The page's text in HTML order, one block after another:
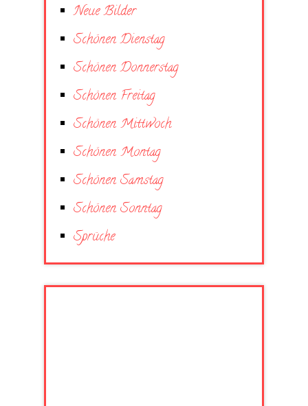
Neue Bilder
Schönen Dienstag
Schönen Donnerstag
Schönen Freitag
Schönen Mittwoch
Schönen Montag
Schönen Samstag
Schönen Sonntag
Sprüche